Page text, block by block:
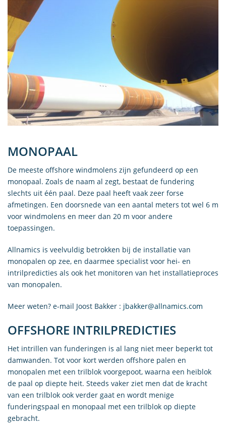
MONOPAAL
De meeste offshore windmolens zijn gefundeerd op een
monopaal. Zoals de naam al zegt, bestaat de fundering
slechts uit één paal. Deze paal heeft vaak zeer forse
afmetingen. Een doorsnede van een aantal meters tot wel 6 m
voor windmolens en meer dan 20 m voor andere
toepassingen.
Allnamics is veelvuldig betrokken bij de installatie van
monopalen op zee, en daarmee specialist voor hei- en
intrilpredicties als ook het monitoren van het installatieproces
van monopalen.
Meer weten? e-mail Joost Bakker : jbakker@allnamics.com
OFFSHORE INTRILPREDICTIES
Het intrillen van funderingen is al lang niet meer beperkt tot
damwanden. Tot voor kort werden offshore palen en
monopalen met een trilblok voorgepoot, waarna een heiblok
de paal op diepte heit. Steeds vaker ziet men dat de kracht
van een trilblok ook verder gaat en wordt menige
funderingspaal en monopaal met een trilblok op diepte
gebracht.